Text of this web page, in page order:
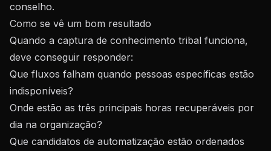
conselho.
Como se vê um bom resultado
Quando a captura de conhecimento tribal funciona,
deve conseguir responder:
Que fluxos falham quando pessoas específicas estão
indisponíveis?
Onde estão as três principais horas recuperáveis por
dia na organização?
Que candidatos de automatização estão ordenados